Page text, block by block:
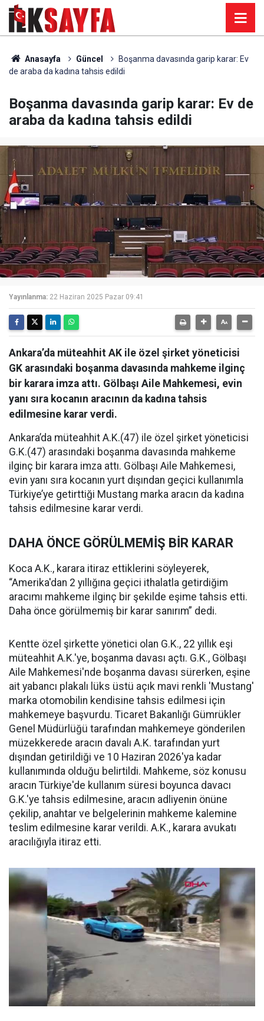
Anasayfa Güncel
Boşanma davasında garip karar: Ev
de araba da kadına tahsis edildi
Boşanma davasında garip karar: Ev de
araba da kadına tahsis edildi
Yayınlanma: 22 Haziran 2025 Pazar 09:41
Ankara’da müteahhit AK ile özel şirket yöneticisi
GK arasındaki boşanma davasında mahkeme ilginç
bir karara imza attı. Gölbaşı Aile Mahkemesi, evin
yanı sıra kocanın aracının da kadına tahsis
edilmesine karar verdi.
Ankara’da müteahhit A.K.(47) ile özel şirket yöneticisi
G.K.(47) arasındaki boşanma davasında mahkeme
ilginç bir karara imza attı. Gölbaşı Aile Mahkemesi,
evin yanı sıra kocanın yurt dışından geçici kullanımla
Türkiye’ye getirttiği Mustang marka aracın da kadına
tahsis edilmesine karar verdi.
DAHA ÖNCE GÖRÜLMEMİŞ BİR KARAR
Koca A.K., karara itiraz ettiklerini söyleyerek,
“Amerika'dan 2 yıllığına geçici ithalatla getirdiğim
aracımı mahkeme ilginç bir şekilde eşime tahsis etti.
Daha önce görülmemiş bir karar sanırım” dedi.
Kentte özel şirkette yönetici olan G.K., 22 yıllık eşi
müteahhit A.K.'ye, boşanma davası açtı. G.K., Gölbaşı
Aile Mahkemesi'nde boşanma davası sürerken, eşine
ait yabancı plakalı lüks üstü açık mavi renkli 'Mustang'
marka otomobilin kendisine tahsis edilmesi için
mahkemeye başvurdu. Ticaret Bakanlığı Gümrükler
Genel Müdürlüğü tarafından mahkemeye gönderilen
müzekkerede aracın davalı A.K. tarafından yurt
dışından getirildiği ve 10 Haziran 2026'ya kadar
kullanımında olduğu belirtildi. Mahkeme, söz konusu
aracın Türkiye'de kullanım süresi boyunca davacı
G.K.'ye tahsis edilmesine, aracın adliyenin önüne
çekilip, anahtar ve belgelerinin mahkeme kalemine
teslim edilmesine karar verildi. A.K., karara avukatı
aracılığıyla itiraz etti.